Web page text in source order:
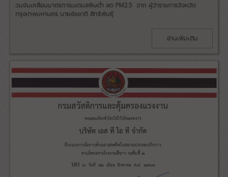
วมขับเคลื่อนมาตรการเขตมลพิษต่ำ ลด PM2.5 จาก ผู้ว่าราชการจังหวัด
กรุงเทพมหานคร นายชัชชาติ สิทธิพันธุ์
อ่านเพิ่มเติม